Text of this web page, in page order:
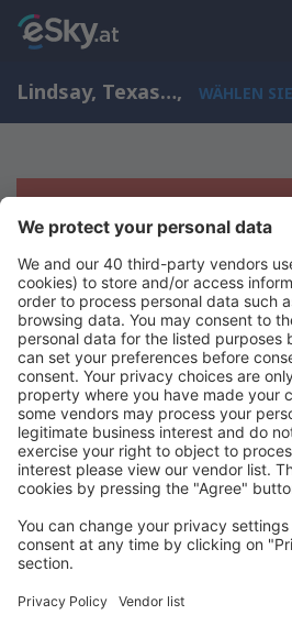
Lindsay, Texas, USA, WÄHLEN
Es tut uns leid, wir
Ergebnisse aufzeigen
Bitte starten Sie Ihre Suche erneut mit
Copyright © eSky.at. Alle Rechte